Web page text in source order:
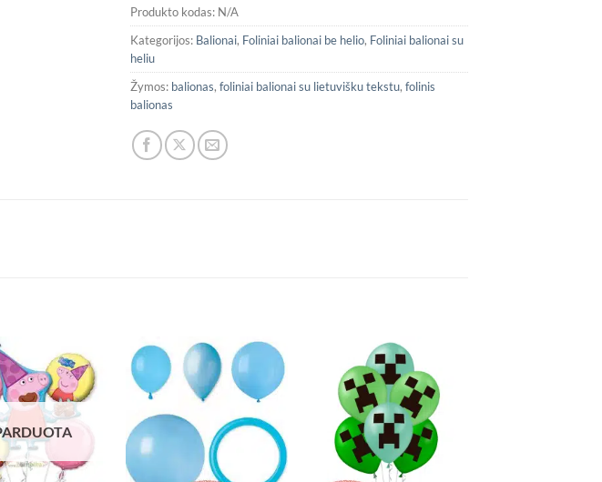
Produkto kodas: N/A
Kategorijos: Balionai, Foliniai balionai be helio, Foliniai balionai su
heliu
Žymos: balionas,foliniai balionai su lietuvišku tekstu,folinis
balionas